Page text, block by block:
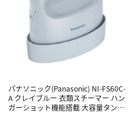
パナソニック(Panasonic) NI-FS60C-
A クレイブルー 衣類スチーマー ハン
ガーショット機能搭載 大容量タンク